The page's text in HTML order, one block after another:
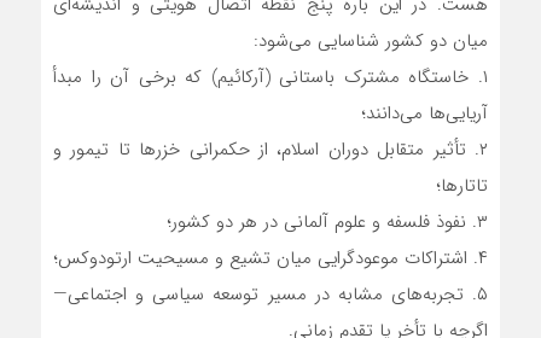
میان دو کشور شناسایی می‌شود:
۱. خاستگاه مشترک باستانی (آرکائیم) که برخی آن را مبدأ
آریایی‌ها می‌دانند؛
۲. تأثیر متقابل دوران اسلام، از حکمرانی خزرها تا تیمور و
تاتارها؛
۳. نفوذ فلسفه و علوم آلمانی در هر دو کشور؛
۴. اشتراکات موعودگرایی میان تشیع و مسیحیت ارتودوکس؛
۵. تجربه‌های مشابه در مسیر توسعه سیاسی و اجتماعی—
اگرچه با تأخر یا تقدم زمانی.